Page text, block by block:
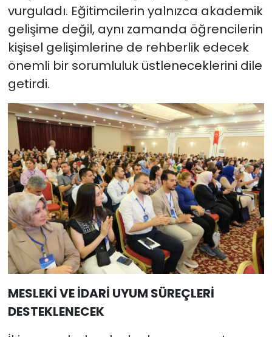
vurguladı. Eğitimcilerin yalnızca akademik
gelişime değil, aynı zamanda öğrencilerin
kişisel gelişimlerine de rehberlik edecek
önemli bir sorumluluk üstleneceklerini dile
getirdi.
MESLEKİ VE İDARİ UYUM SÜREÇLERİ
DESTEKLENECEK